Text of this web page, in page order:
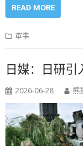
READ MORE
軍事
日媒：日研
2026-06-28 熊